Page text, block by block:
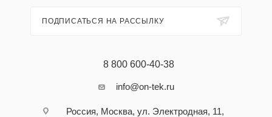
ПОДПИСАТЬСЯ НА РАССЫЛКУ
8 800 600-40-38
info@on-tek.ru
Россия, Москва, ул. Электродная, 11,